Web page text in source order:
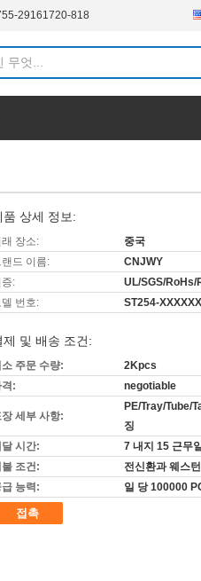
29161720-818
품 상세 정보:
래 장소:
중국
랜드 이름:
CNJWY
증:
UL/SGS/RoHs/
델 번호:
ST254-XXXXXX
제 및 배송 조건:
소 주문 수량:
2Kpcs
격:
negotiable
장 세부 사항:
PE/Tray/Tube/
징
시간:
7 내지 15 근무
조건:
전신환과 웨스
급 능력:
일 당 100000
접촉